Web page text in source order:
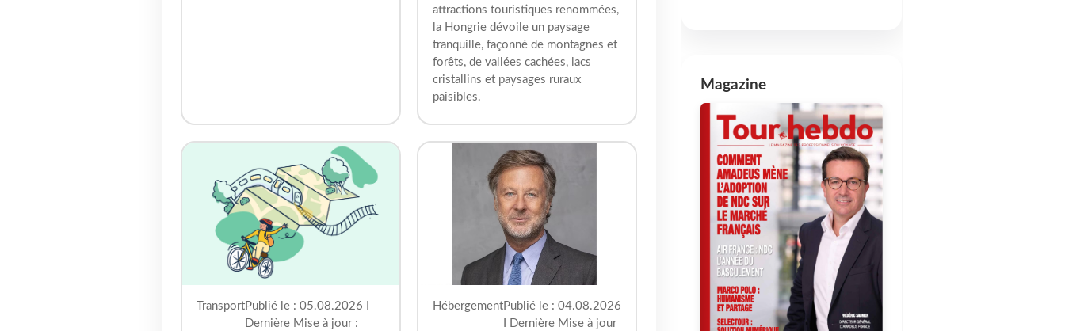
attractions touristiques renommées,
la Hongrie dévoile un paysage
tranquille, façonné de montagnes et
forêts, de vallées cachées, lacs
cristallins et paysages ruraux
paisibles.
TransportPublié le : 05.08.2026 I
Dernière Mise à jour :
HébergementPublié le : 04.08.2026
I Dernière Mise à jour
Magazine